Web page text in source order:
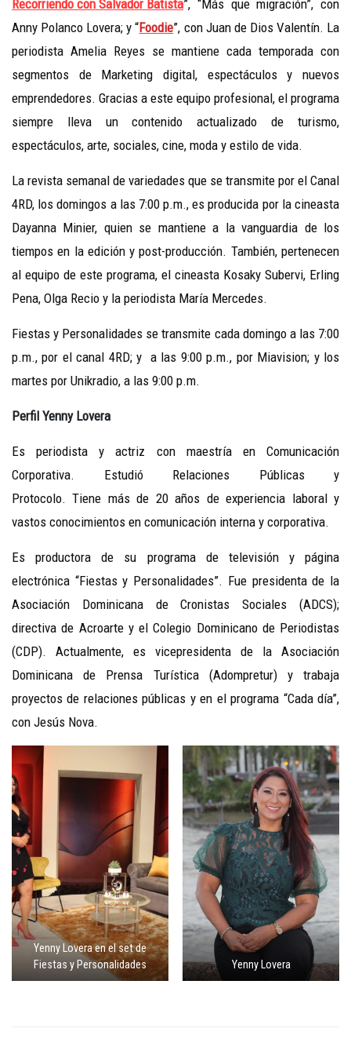
Recorriendo con Salvador Batista”, “Más que migración”, con
Anny Polanco Lovera; y “Foodie”, con Juan de Dios Valentín. La
periodista Amelia Reyes se mantiene cada temporada con
segmentos de Marketing digital, espectáculos y nuevos
emprendedores. Gracias a este equipo profesional, el programa
siempre lleva un contenido actualizado de turismo,
espectáculos, arte, sociales, cine, moda y estilo de vida.
La revista semanal de variedades que se transmite por el Canal
4RD, los domingos a las 7:00 p.m., es producida por la cineasta
Dayanna Minier, quien se mantiene a la vanguardia de los
tiempos en la edición y post-producción. También, pertenecen
al equipo de este programa, el cineasta Kosaky Subervi, Erling
Pena, Olga Recio y la periodista María Mercedes.
Fiestas y Personalidades se transmite cada domingo a las 7:00
p.m., por el canal 4RD; y a las 9:00 p.m., por Miavision; y los
martes por Unikradio, a las 9:00 p.m.
Perfil Yenny Lovera
Es periodista y actriz con maestría en Comunicación
Corporativa. Estudió Relaciones Públicas y
Protocolo. Tiene más de 20 años de experiencia laboral y
vastos conocimientos en comunicación interna y corporativa.
Es productora de su programa de televisión y página
electrónica “Fiestas y Personalidades”. Fue presidenta de la
Asociación Dominicana de Cronistas Sociales (ADCS);
directiva de Acroarte y el Colegio Dominicano de Periodistas
(CDP). Actualmente, es vicepresidenta de la Asociación
Dominicana de Prensa Turística (Adompretur) y trabaja
proyectos de relaciones públicas y en el programa “Cada día”,
con Jesús Nova.
Yenny Lovera en el set de
Fiestas y Personalidades
Yenny Lovera